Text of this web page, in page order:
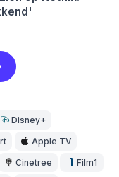
Disney+
Apple TV
Cinetree Film1